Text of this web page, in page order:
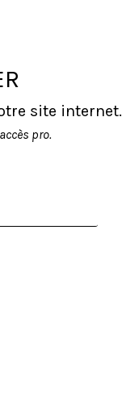
site internet.
pro.